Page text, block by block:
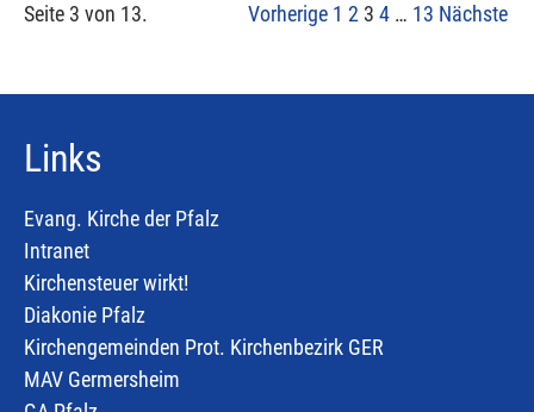
Seite 3 von 13. Vorherige 1 2 3 4 … 13 Nächste
Links
Evang. Kirche der Pfalz
Intranet
Kirchensteuer wirkt!
Diakonie Pfalz
Kirchengemeinden Prot. Kirchenbezirk GER
MAV Germersheim